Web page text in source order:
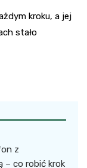
kroku, a jej
stało
z
– co robić krok